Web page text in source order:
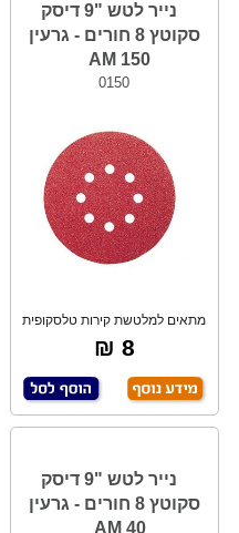
נייר לטש "9 דיסק
סקוטץ 8 חורים - גרעין
150 AM
0150
מתאים למלטשת קירות טלסקופית
עגולה בקוטר
8 ₪
נייר לטש "9 דיסק
סקוטץ 8 חורים - גרעין
40 AM